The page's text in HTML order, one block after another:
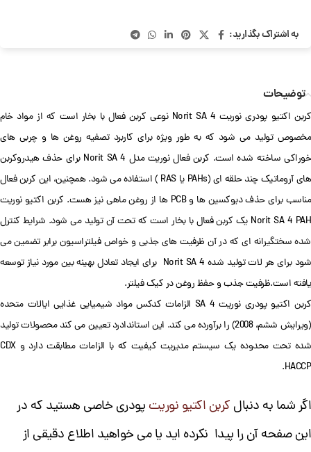
به اشتراک بگذارید:
توضیحات
کربن اکتیو پودری نوریت Norit SA 4 نوعی کربن فعال با بخار است که از مواد خام
مخصوص تولید می شود که به طور ویژه برای کاربرد تصفیه روغن ها و چربی های
خوراکی ساخته شده است. کربن فعال نوریت مدل Norit SA 4 برای حذف هیدروکربن
های آروماتیک چند حلقه ای (PAHs یا RAS ) استفاده می شود. همچنین، این کربن فعال
مناسب برای حذف دیوکسین ها و PCB ها از روغن ماهی نیز هست. کربن اکتیو نوریت
Norit SA 4 PAH یک کربن فعال با بخار است که تحت آن تولید می شود. شرایط کنترل
شده سختگیرانه ای که در آن ظرفیت های جذبی و خواص فیلتراسیون برابر تضمین می
شود برای هر لات تولید شده Norit SA 4 برای ایجاد تعادل بهینه بین مورد نیاز توسعه
یافته است.ظرفیت جذب و حفظ روغن در کیک فیلتر.
کربن اکتیو پودری نوریت SA 4 الزامات کدکس مواد شیمیایی غذایی ایالات متحده
(ویرایش ششم، 2008) را برآورده می کند. این استاندادرد تعیین می کند محصولات تولید
شده تحت محدوده یک سیستم مدیریت کیفیت که با الزامات مطابقت دارد و CDX
HACCP.
اگر شما به دنبال کربن اکتیو نوریت پودری خاصی هستید که در
این صفحه آن را پیدا نکرده اید یا می خواهید اطلاع دقیقی از